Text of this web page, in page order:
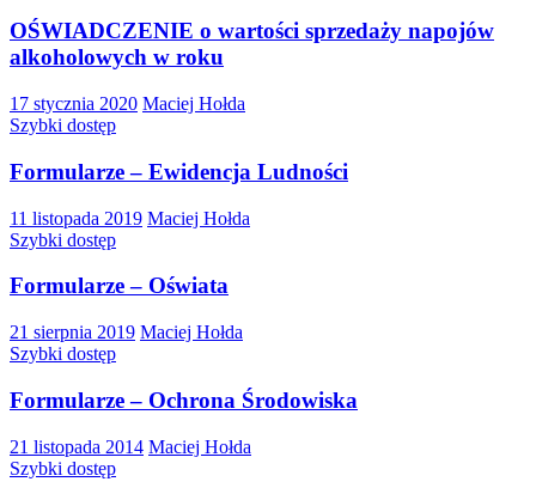
OŚWIADCZENIE o wartości sprzedaży napojów
alkoholowych w roku
17 stycznia 2020 Maciej Hołda
Szybki dostęp
Formularze – Ewidencja Ludności
11 listopada 2019 Maciej Hołda
Szybki dostęp
Formularze – Oświata
21 sierpnia 2019 Maciej Hołda
Szybki dostęp
Formularze – Ochrona Środowiska
21 listopada 2014 Maciej Hołda
Szybki dostęp